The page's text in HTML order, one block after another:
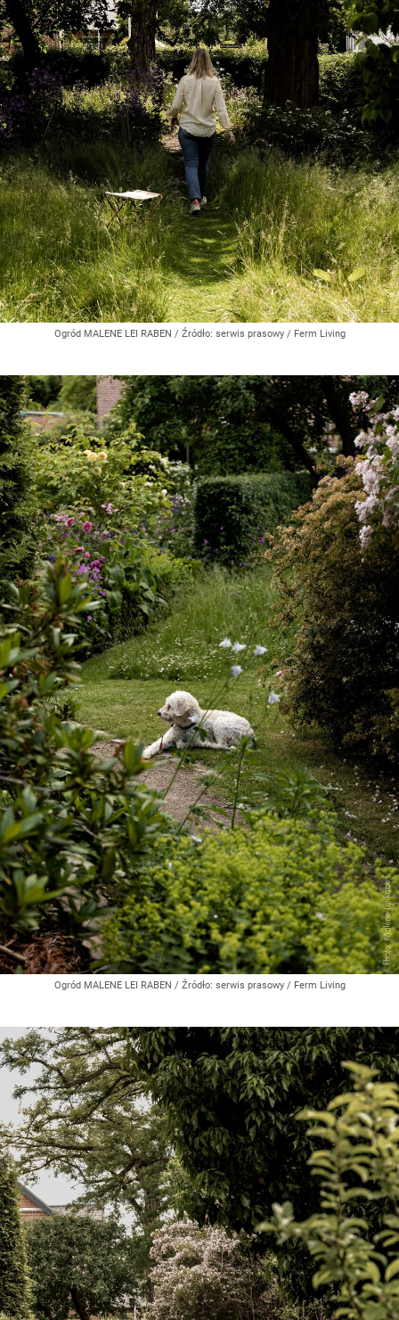
Ogród MALENE LEI RABEN / Źródło: serwis prasowy / Ferm Living
Ogród MALENE LEI RABEN / Źródło: serwis prasowy / Ferm Living